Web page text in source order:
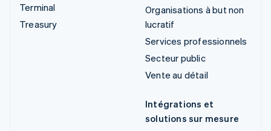
Terminal
Treasury
Organisations à but non
lucratif
Services professionnels
Secteur public
Vente au détail
Intégrations et
solutions sur mesure